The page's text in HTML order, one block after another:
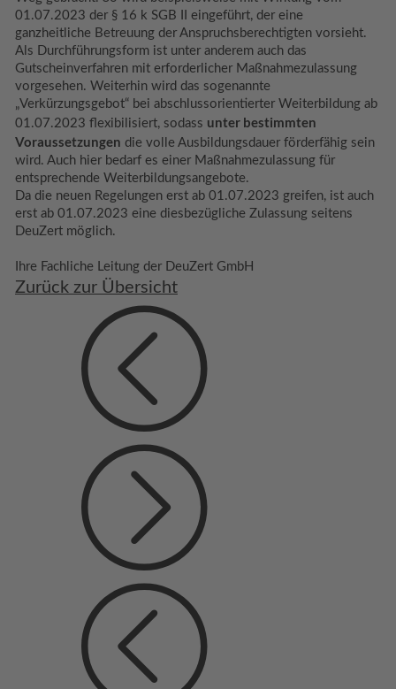
01.07.2023 der § 16 k SGB II eingeführt, der eine
ganzheitliche Betreuung der Anspruchsberechtigten vorsieht.
Als Durchführungsform ist unter anderem auch das
Gutscheinverfahren mit erforderlicher Maßnahmezulassung
vorgesehen. Weiterhin wird das sogenannte
„Verkürzungsgebot“ bei abschlussorientierter Weiterbildung ab
01.07.2023 flexibilisiert, sodass unter bestimmten
Voraussetzungen die volle Ausbildungsdauer förderfähig sein
wird. Auch hier bedarf es einer Maßnahmezulassung für
entsprechende Weiterbildungsangebote.
Da die neuen Regelungen erst ab 01.07.2023 greifen, ist auch
erst ab 01.07.2023 eine diesbezügliche Zulassung seitens
DeuZert möglich.
Ihre Fachliche Leitung der DeuZert GmbH
Zurück zur Übersicht